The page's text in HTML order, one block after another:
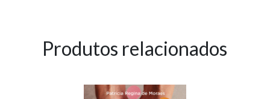
Produtos relacionados